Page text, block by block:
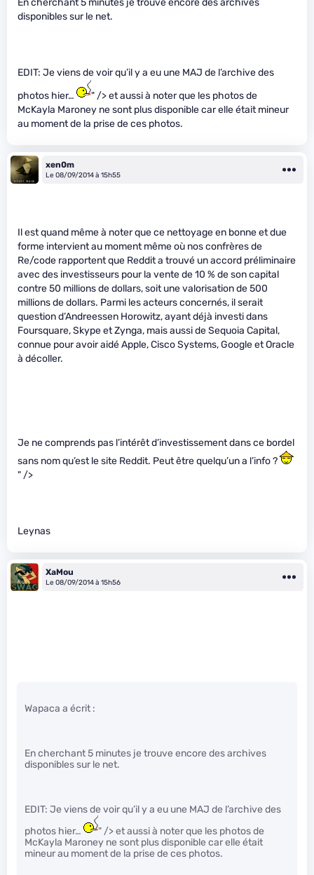
disponibles sur le net.
EDIT: Je viens de voir qu’il y a eu une MAJ de l’archive des
photos hier…
" /> et aussi à noter que les photos de
McKayla Maroney ne sont plus disponible car elle était mineur
au moment de la prise de ces photos.
xen0m
Le 08/09/2014 à 15h55
Il est quand même à noter que ce nettoyage en bonne et due
forme intervient au moment même où nos confrères de
Re/code rapportent que Reddit a trouvé un accord préliminaire
avec des investisseurs pour la vente de 10 % de son capital
contre 50 millions de dollars, soit une valorisation de 500
millions de dollars. Parmi les acteurs concernés, il serait
question d’Andreessen Horowitz, ayant déjà investi dans
Foursquare, Skype et Zynga, mais aussi de Sequoia Capital,
connue pour avoir aidé Apple, Cisco Systems, Google et Oracle
à décoller.
Je ne comprends pas l’intérêt d’investissement dans ce bordel
sans nom qu’est le site Reddit. Peut être quelqu’un a l’info ?
" />
Leynas
XaMou
Le 08/09/2014 à 15h56
Wapaca a écrit :
En cherchant 5 minutes je trouve encore des archives
disponibles sur le net.
EDIT: Je viens de voir qu’il y a eu une MAJ de l’archive des
photos hier…
" /> et aussi à noter que les photos de
McKayla Maroney ne sont plus disponible car elle était
mineur au moment de la prise de ces photos.